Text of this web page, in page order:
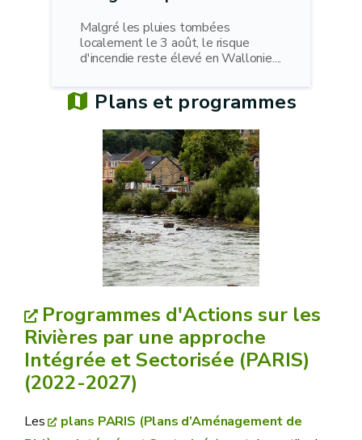
Malgré les pluies tombées
localement le 3 août, le risque
d'incendie reste élevé en Wallonie....
Plans et programmes
Programmes d'Actions sur les
Rivières par une approche
Intégrée et Sectorisée (PARIS)
(2022-2027)
Les
plans PARIS (Plans d’Aménagement de